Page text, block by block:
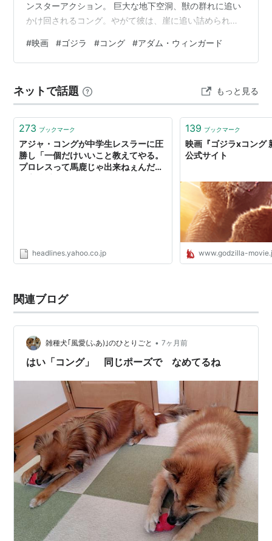
ンスターアクション。 巨大な地下空洞、獣の群れに追い
かけ回されるコング。やがて彼は、崖に追い詰められて
が、以外に頭脳派な戦い方を見せてくれます。全編通し
て、コングの表情の豊かさが見られ、行動も仕草も実に
いる人が感情移入しやすい様にでしょうか。 この作品に
至るまでのシリーズを見ていないと、地下空洞とコング
の関係や、ゴジラについての設定など…
#映画 #ゴジラ #コング #アダム・ウィンガード
ネットで話題 もっと見る
273 ブックマーク
アジャ・コングが中学生レスラーに圧
勝し「一個だけいいこと教えてやる。
プロレスって馬鹿じゃ出来ねぇんだ」
headlines.yahoo.co.jp
139 ブックマーク
映画『ゴジラxコング
公式サイト
www.godzilla-
関連ブログ
雑種犬｢風愛(ふあ)｣のひとりごと • 7ヶ月前
はい「コング」 同じポーズで なめてるね